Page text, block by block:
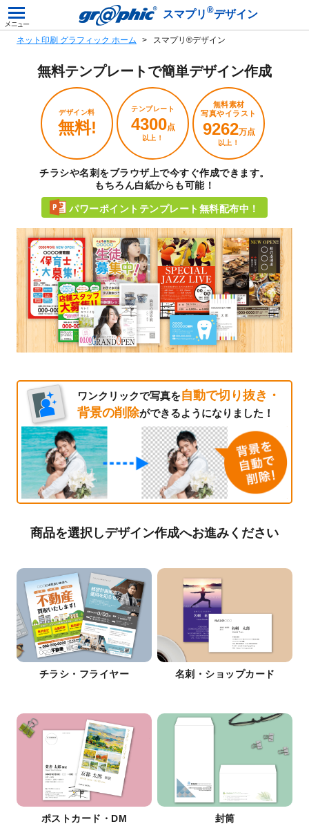
スマプリ ®デザイン
ネット印刷 グラフィック ホーム スマプリ®デザイン
無料テンプレートで簡単デザイン作成
デザイン料
無料!
テンプレート
4300点
以上！
無料素材
写真やイラスト
9262万点
以上！
チラシや名刺をブラウザ上で今すぐ作成できます。
もちろん白紙からも可能！
パワーポイントテンプレート無料配布中！
ワンクリックで写真を自動で切り抜き・
背景の削除ができるようになりました！
商品を選択しデザイン作成へお進みください
チラシ・フライヤー 名刺・ショップカード
ポストカード・DM 封筒